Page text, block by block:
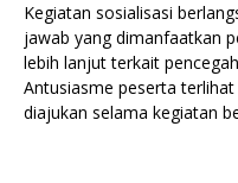
Kegiatan sosialisasi
jawab yang dimanfaatkan
lebih lanjut terkait
Antusiasme peserta
diajukan selama kegiatan